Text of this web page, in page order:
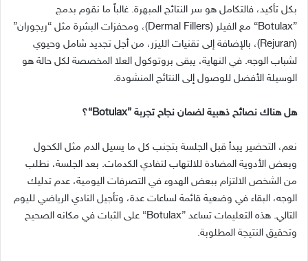
بكل تأكيد، فالتكامل هو سر النتائج المبهرة. غالباً ما نقوم بدمج
”Botulax“
مع الفيلر (Dermal Fillers) ، ومحفزات البشرة مثل “ريجوران”
(Rejuran)
، بالإضافة إلى تقنيات الليزر، من أجل تجديد شامل وحيوي
لشباب الوجه. في النهاية، يبقى بروتوكول العلا المخصصة لكل حالة هو
الوسيلة الأفضل للوصول إلى النتائج المنشودة.
هل هناك نصائح ذهبية لضمان نجاح تجربة ”Botulax“ ؟
نعم، التحضير يبدأ قبل الجلسة بتجنب كل ما يسيل الدم مثل الكحول
وبعض الأدوية المضادة للالتهاب لتفادي الكدمات. بعد الجلسة، نطلب
من الشخص الالتزام ببعض الهدوء في التصرفات اليومية، عدم تدليك
الوجه، البقاء في وضعية قائمة لساعات عدة، وتأجيل النادي الرياضي لليوم
التالي. هذه التعليمات تساعد ”Botulax“
على الثبات في مكانه الصحيح
وتحقيق النتيجة المطلوبة.